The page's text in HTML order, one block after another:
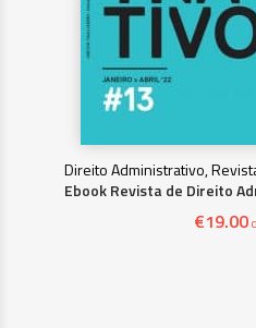
Direito Administrativo,
Ebook Revista de Direito
€19.00